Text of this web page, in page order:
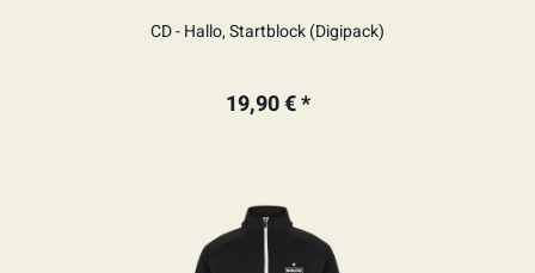
CD - Hallo, Startblock (Digipack)
19,90 € *